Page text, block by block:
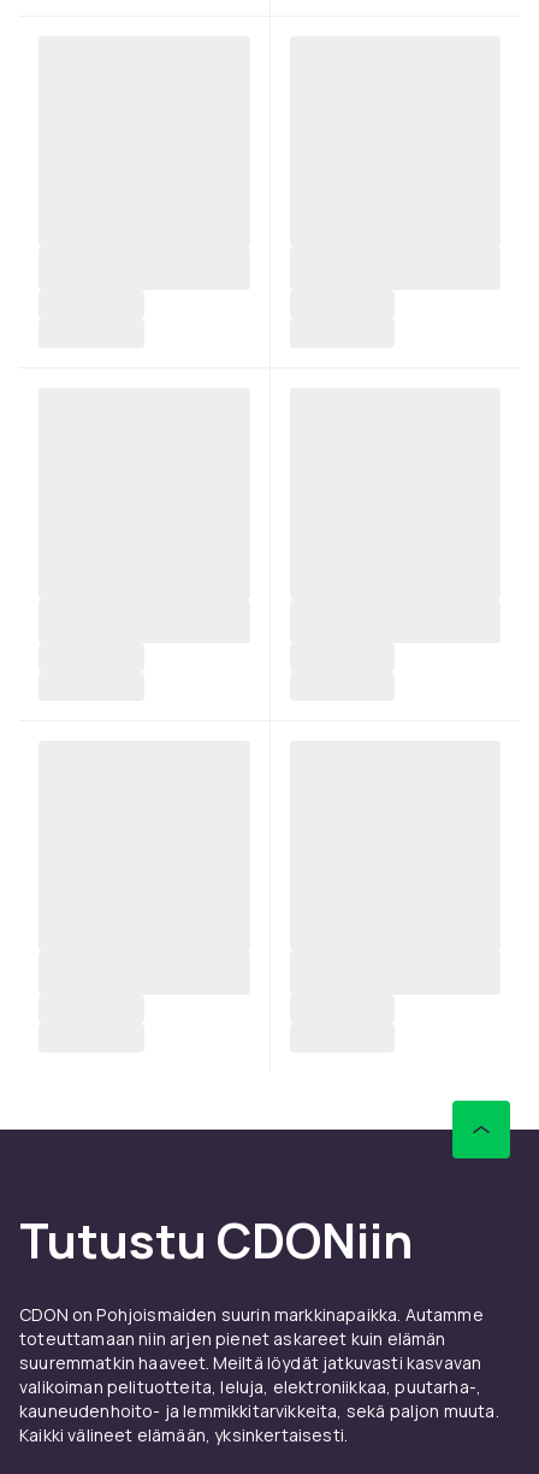
Tutustu CDONiin
CDON on Pohjoismaiden suurin markkinapaikka. Autamme
toteuttamaan niin arjen pienet askareet kuin elämän
suuremmatkin haaveet. Meiltä löydät jatkuvasti kasvavan
valikoiman pelituotteita, leluja, elektroniikkaa, puutarha-,
kauneudenhoito- ja lemmikkitarvikkeita, sekä paljon muuta.
Kaikki välineet elämään, yksinkertaisesti.